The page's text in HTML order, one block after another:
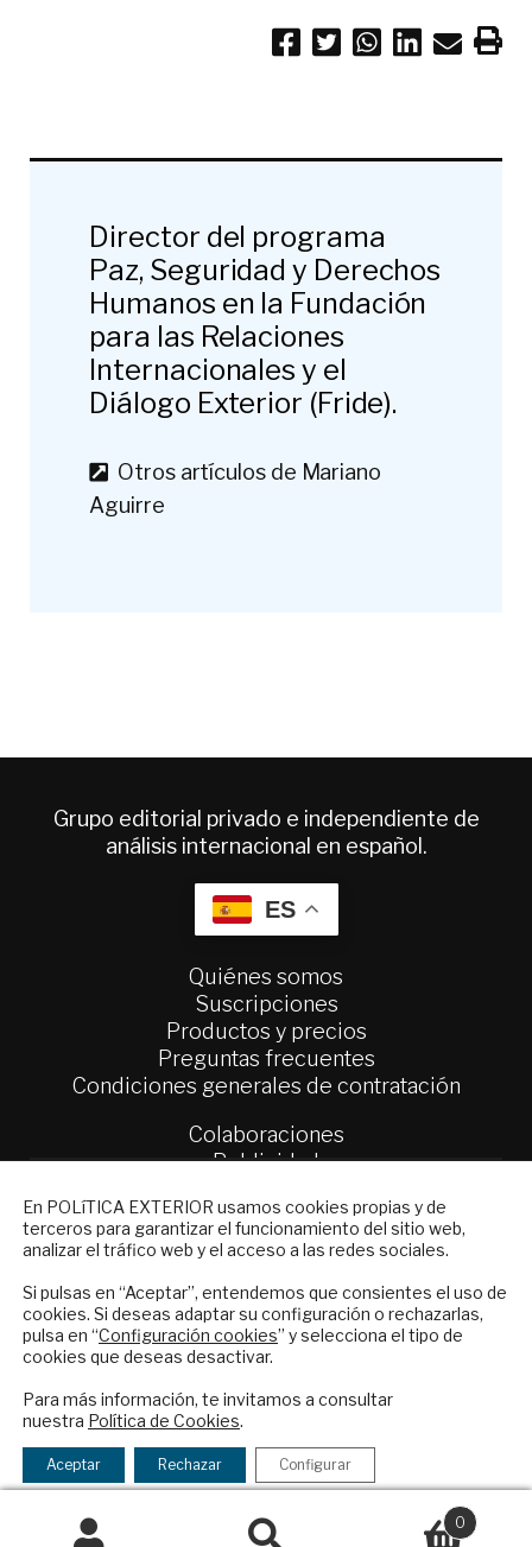
Director del programa
Paz, Seguridad y Derechos
Humanos en la Fundación
para las Relaciones
Internacionales y el
Diálogo Exterior (Fride).
Otros artículos de Mariano
Aguirre
Grupo editorial privado e independiente de
análisis internacional en español.
ES
Quiénes somos
Suscripciones
Productos y precios
Preguntas frecuentes
Condiciones generales de contratación
Colaboraciones
Publicidad
Política Exterior
Informe Semanal de Política Exterior
Afkar/Ideas
© 2026 - Fundación Análisis de Política
Exterior. Todos los derechos reservados
Legal|Política de Privacidad y de Cookies
0
Financiado por el Programa KIT Digital. Plan de
Recuperación, Transformación y Resiliencia de
En POLíTICA EXTERIOR usamos cookies propias y de
terceros para garantizar el funcionamiento del sitio web,
analizar el tráfico web y el acceso a las redes sociales.
Si pulsas en “Aceptar”, entendemos que consientes el uso de
cookies. Si deseas adaptar su configuración o rechazarlas,
pulsa en “Configuración cookies” y selecciona el tipo de
cookies que deseas desactivar.
Para más información, te invitamos a consultar
nuestra Política de Cookies.
Aceptar Rechazar Configurar
NEWSLETTER
Suscríbase a nuestro boletín electrónico y
reciba en su correo el mejor análisis
internacional en español.
Checkbox
acepto
la
política
política de privacidad